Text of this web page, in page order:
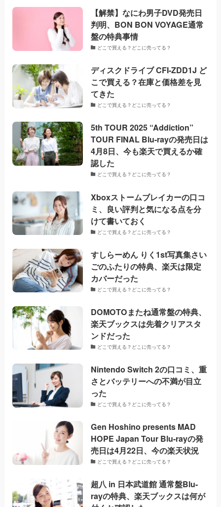
【解禁】なにわ男子DVD発売日
判明、BON BON VOYAGE通常
盤の特典事情
どこで買える？どこに売ってる？
ディスクドライブ CFI-ZDD1J ど
こで買える？在庫と価格差を見
てきた
どこで買える？どこに売ってる？
5th TOUR 2025 “Addiction”
TOUR FINAL Blu-rayの発売日は
4月8日、今も楽天で買えるか確
認した
どこで買える？どこに売ってる？
Xboxストームブレイカーの口コ
ミ、良い評判と気になる点を分
けて書いておく
どこで買える？どこに売ってる？
すしらーめん りく1st写真集さい
ごのふたりの特典、楽天は限定
カバーだった
どこで買える？どこに売ってる？
DOMOTOまたね通常盤の特典、
楽天ブックスは先着クリアスタ
ンドだった
どこで買える？どこに売ってる？
Nintendo Switch 2の口コミ、重
さとバッテリーへの不満が目立
った
どこで買える？どこに売ってる？
Gen Hoshino presents MAD
HOPE Japan Tour Blu-rayの発
売日は4月22日、今の楽天状況
どこで買える？どこに売ってる？
超八 in 日本武道館 通常盤Blu-
rayの特典、楽天ブックスは何が